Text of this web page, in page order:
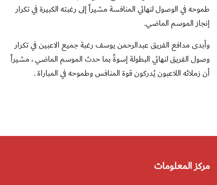
طموحه في الوصول لنهائي المنافسة مشيراً إلى رغبته الكبيرة في تكرار
إنجاز الموسم الماضي.
وأبدى مدافع الفريق عبدالرحمن يوسف رغبة جميع الاعبين في تكرار
وصول الفريق لنهائي البطولة إسوةً بما حدث الموسم الماضي ، مشيراً
أن زملائه اللاعبون يُدركون قوة المنافس وطموحه في المباراة .
مركز المعلومات